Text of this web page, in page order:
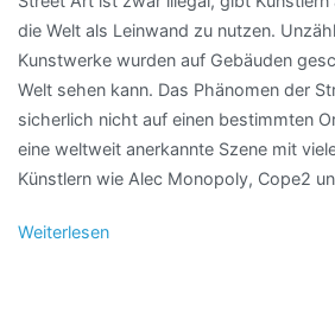
die Welt als Leinwand zu nutzen.
Kunstwerke wurden auf Gebäuden
Welt sehen kann. Das Phänomen der
sicherlich nicht auf einen bestimmten
eine weltweit anerkannte Szene mit
Künstlern wie Alec Monopoly, Cope2
Weiterlesen